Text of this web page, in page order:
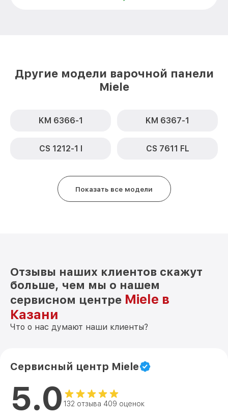
Другие модели варочной панели
Miele
KM 6366-1 KM 6367-1
CS 1212-1 I CS 7611 FL
Показать все модели
Отзывы наших клиентов скажут
больше, чем мы о нашем
сервисном центре Miele в
Казани
Что о нас думают наши клиенты?
Сервисный центр Miele
5.0 132 отзыва 409 оценок